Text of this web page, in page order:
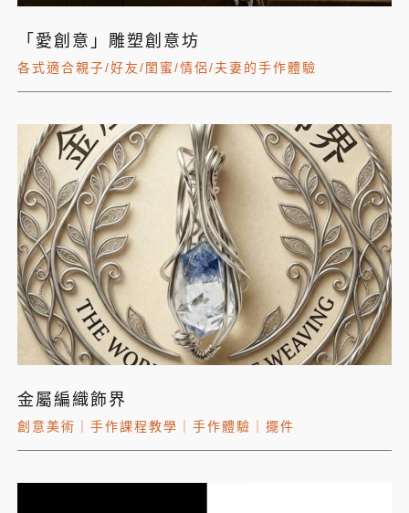
「愛創意」雕塑創意坊
各式適合親子/好友/閨蜜/情侶/夫妻的手作體驗
金屬編織飾界
創意美術 手作課程教學 手作體驗 擺件